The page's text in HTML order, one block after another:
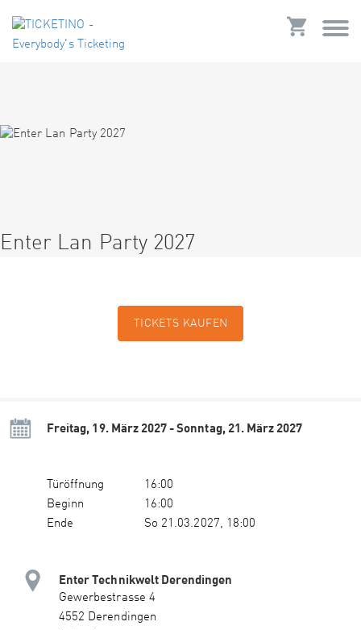
Enter Lan Party 2027
TICKETS KAUFEN
Freitag, 19. März 2027 - Sonntag, 21. März 2027
Türöffnung
16:00
Beginn
16:00
Ende
So 21.03.2027, 18:00
Enter Technikwelt Derendingen
Gewerbestrasse 4
4552 Derendingen